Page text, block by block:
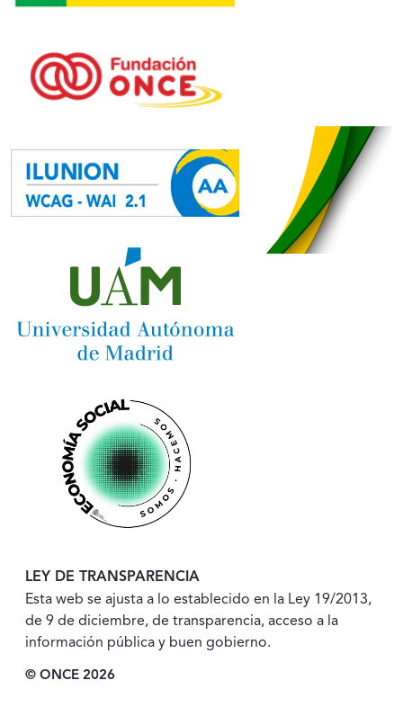
LEY DE TRANSPARENCIA
Esta web se ajusta a lo establecido en la Ley 19/2013,
de 9 de diciembre, de transparencia, acceso a la
información pública y buen gobierno.
© ONCE 2026